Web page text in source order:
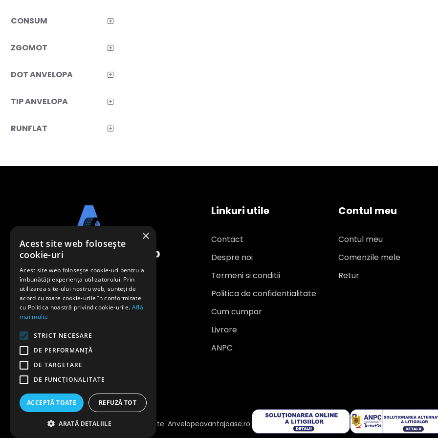
ZGOMOT
CONSUM
TIP ANVELOPA
RUNFLAT
DOT ANVELOPA
R23
office@anvelopeavantajoase.ro
0739 849 970
CUI: RO 24704208
Reg. Com.: J22/3284/2008
Capital social: 500 lei
Linkuri utile
Contact
Despre noi
Termeni si conditii
Politica de confidentialitate
Cum cumpar
Livrare
ANPC
Contul meu
Contul meu
Comenzile mele
Retur
Copyright 2023 © Toate Drepturile Rezervate. Anvelopeavantajoase.ro
×
Acest site web folosește
cookie-uri
Acest site web folosește cookie-uri pentru a
îmbunătăți experiența utilizatorului. Prin
utilizarea site-ului nostru web, sunteți de
acord cu toate cookie-urile în conformitate
cu Politica noastră privind cookie-urile. Află
mai multe
STRICT NECESARE
DE PERFORMANȚĂ
DE TARGETARE
DE FUNCŢIONALITATE
ACCEPTĂ TOATE REFUZĂ TOT
ARATĂ DETALIILE